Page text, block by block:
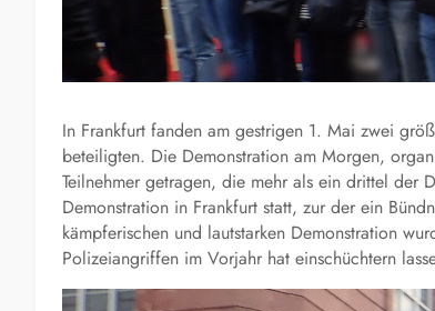
In Frankfurt fanden am gestrigen 1. Mai zwei
beteiligten. Die Demonstration am Morgen,
Teilnehmer getragen, die mehr als ein drittel der
Demonstration in Frankfurt statt, zur der ein
kämpferischen und lautstarken Demonstration
Polizeiangriffen im Vorjahr hat einschüchtern